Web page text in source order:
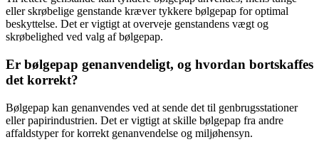
eller skrøbelige genstande kræver tykkere bølgepap for optimal
beskyttelse. Det er vigtigt at overveje genstandens vægt og
skrøbelighed ved valg af bølgepap.
Er bølgepap genanvendeligt, og hvordan bortskaffes
det korrekt?
Bølgepap kan genanvendes ved at sende det til genbrugsstationer
eller papirindustrien. Det er vigtigt at skille bølgepap fra andre
affaldstyper for korrekt genanvendelse og miljøhensyn.